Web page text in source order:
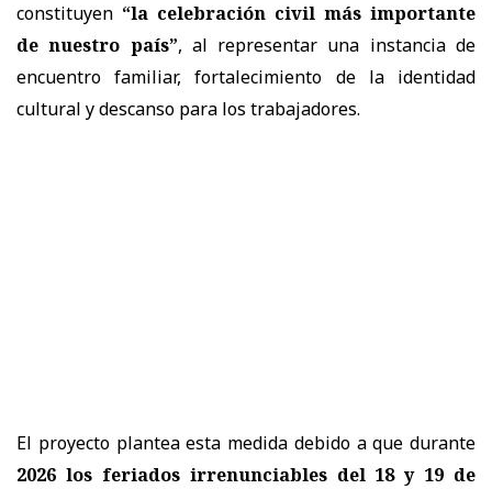
constituyen “la celebración civil más importante
de nuestro país”, al representar una instancia de
encuentro familiar, fortalecimiento de la identidad
cultural y descanso para los trabajadores.
El proyecto plantea esta medida debido a que durante
2026 los feriados irrenunciables del 18 y 19 de